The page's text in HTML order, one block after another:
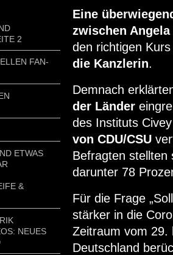
2
FAN-
ETWAS
&
NEUES
Eine
zwischen
den richtigen
die Kanzlerin.
Demnach
der Länder
des Instituts
von CDU/CSU
Befragten stellten
darunter 78
Für die Frage
stärker in die
Zeitraum vom 29.
Deutschland